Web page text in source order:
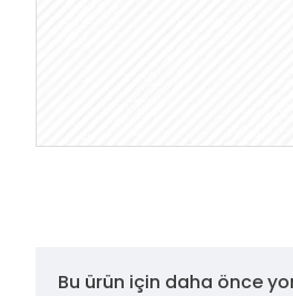
Bu ürün için daha önce